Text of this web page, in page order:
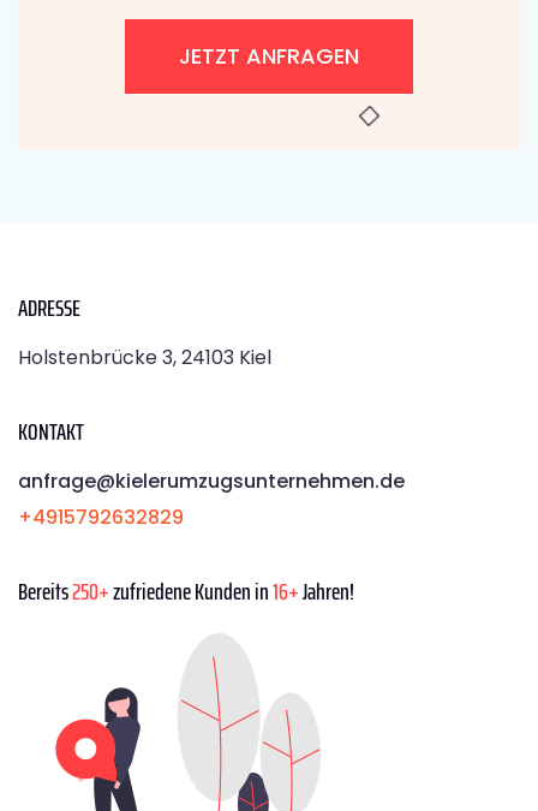
JETZT ANFRAGEN
ADRESSE
Holstenbrücke 3, 24103 Kiel
KONTAKT
anfrage@kielerumzugsunternehmen.de
+4915792632829
Bereits250+zufriedene Kunden in16+Jahren!